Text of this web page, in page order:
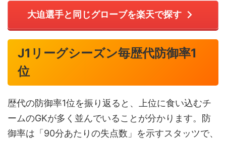
大迫選手と同じグローブを楽天で探す
J1リーグシーズン毎歴代防御率1
位
歴代の防御率1位を振り返ると、上位に食い込むチ
ームのGKが多く並んでいることが分かります。防
御率は「90分あたりの失点数」を示すスタッツで、